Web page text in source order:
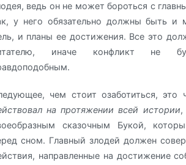
ведь он не может бороться с
у него обязательно должны быть и
и планы ее достижения. Все это
иначе конфликт не
чем стоит озаботиться, это
на протяжении всей истории,
сказочным Букой,
сном. Главный злодей должен
направленные на достижение